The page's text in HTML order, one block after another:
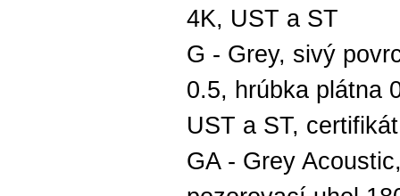
4K, UST a ST
G - Grey, sivý
0.5, hrúbka plátna
UST a ST,
GA - Grey